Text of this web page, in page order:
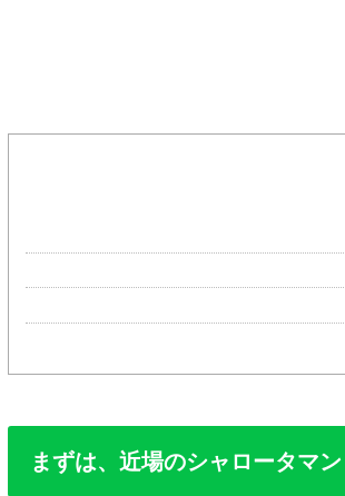
まずは、近場のシャロータマン